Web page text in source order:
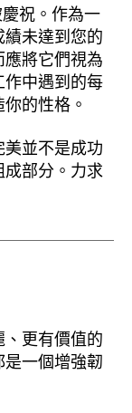
祝。作為一
未達到您的
將它們視為
中遇到的每
的性格。
並不是成功
部分。力求
更有價值的
一個增強韌